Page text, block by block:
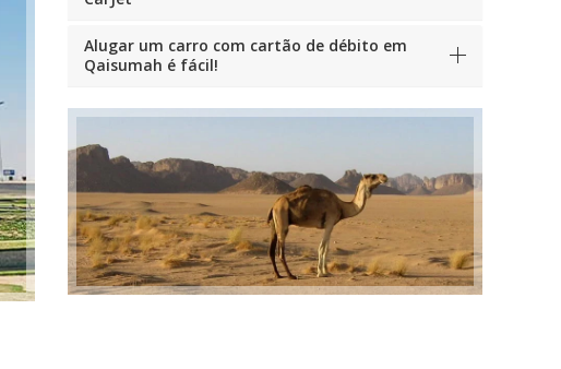
Alugar um carro com cartão de débito em
Qaisumah é fácil!